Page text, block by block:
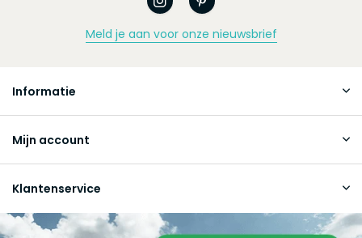
Meld je aan voor onze nieuwsbrief
Informatie
Mijn account
Klantenservice